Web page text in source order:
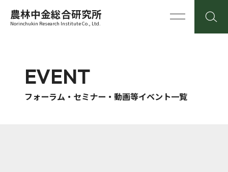
農林中金総合研究所
Norinchukin Research Institute Co., Ltd.
EVENT
フォーラム・セミナー・動画等イベント一覧